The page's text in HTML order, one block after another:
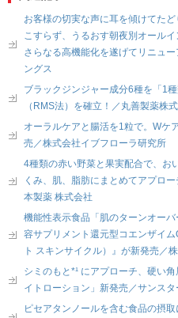
お客様の切実な声に耳を傾けてた
こすらず、うるおす朝夜別オール
さらなる高機能化を遂げてリニュ
ングス
ブラックジンジャー成分6種を「1
（RMS法）を確立！／丸善製薬株
オーラルケアと腸活を1粒で。Wケ
売／株式会社イブフローラ研究所
4種類の赤い野菜と果実配合で、お
くみ、肌、脂肪にまとめてアプロ
本製薬 株式会社
機能性表示食品「肌のターンオー
容サプリメント還元型コエンザイ
ト スキンサイクル）』が新発売／
シミのもと*¹ にアプローチ、硬い
イトローション」新発売／サンスタ
ピセアタンノールを含む食品の摂